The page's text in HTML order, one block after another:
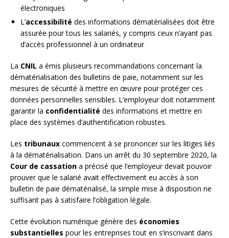
électroniques
L’accessibilité des informations dématérialisées doit être
assurée pour tous les salariés, y compris ceux n’ayant pas
d’accès professionnel à un ordinateur
La CNIL a émis plusieurs recommandations concernant la
dématérialisation des bulletins de paie, notamment sur les
mesures de sécurité à mettre en œuvre pour protéger ces
données personnelles sensibles. L’employeur doit notamment
garantir la confidentialité des informations et mettre en
place des systèmes d’authentification robustes.
Les tribunaux commencent à se prononcer sur les litiges liés
à la dématérialisation. Dans un arrêt du 30 septembre 2020, la
Cour de cassation a précisé que l’employeur devait pouvoir
prouver que le salarié avait effectivement eu accès à son
bulletin de paie dématérialisé, la simple mise à disposition ne
suffisant pas à satisfaire l’obligation légale.
Cette évolution numérique génère des économies
substantielles pour les entreprises tout en s’inscrivant dans